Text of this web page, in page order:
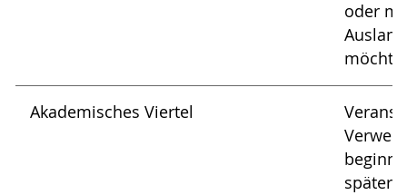
oder
Akademisches Viertel
später;